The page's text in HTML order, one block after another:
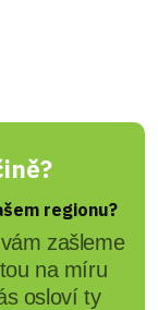
regionu?
zašleme
na míru
osloví ty